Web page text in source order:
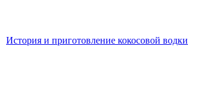
История и приготовление кокосовой водки